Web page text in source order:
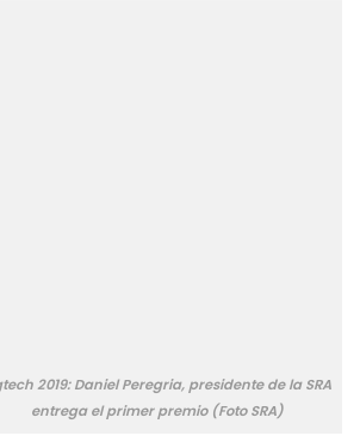
2019: Daniel Peregria, presidente de la SRA
entrega el primer premio (Foto SRA)